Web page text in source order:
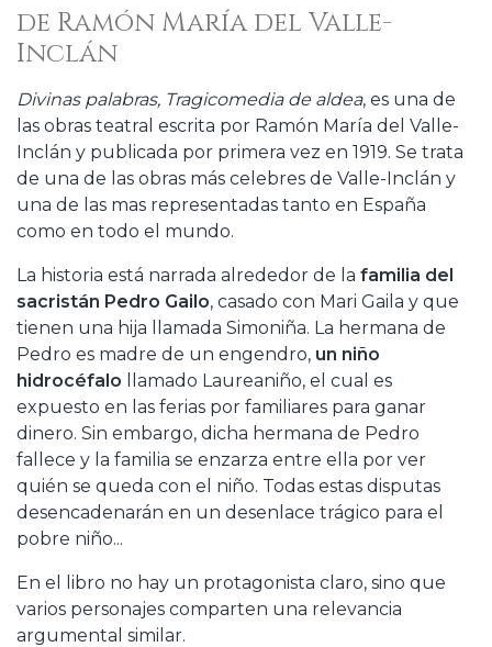
de Ramón María del Valle-
Inclán
Divinas palabras, Tragicomedia de aldea, es una de
las obras teatral escrita por Ramón María del Valle-
Inclán y publicada por primera vez en 1919. Se trata
de una de las obras más celebres de Valle-Inclán y
una de las mas representadas tanto en España
como en todo el mundo.
La historia está narrada alrededor de la familia del
sacristán Pedro Gailo, casado con Mari Gaila y que
tienen una hija llamada Simoniña. La hermana de
Pedro es madre de un engendro, un niño
hidrocéfalo llamado Laureaniño, el cual es
expuesto en las ferias por familiares para ganar
dinero. Sin embargo, dicha hermana de Pedro
fallece y la familia se enzarza entre ella por ver
quién se queda con el niño. Todas estas disputas
desencadenarán en un desenlace trágico para el
pobre niño...
En el libro no hay un protagonista claro, sino que
varios personajes comparten una relevancia
argumental similar.